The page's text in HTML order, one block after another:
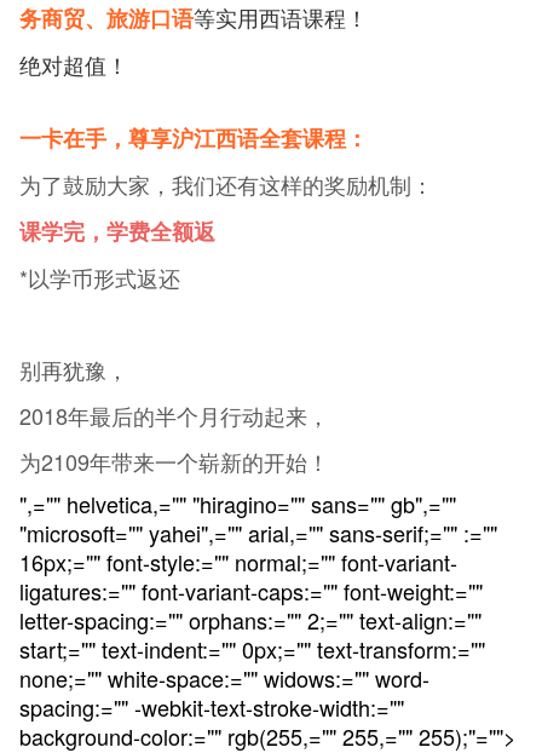
务商贸、旅游口语等实用西语课程！
绝对超值！
一卡在手，尊享沪江西语全套课程：
为了鼓励大家，我们还有这样的奖励机制：
课学完，学费全额返
*以学币形式返还
别再犹豫，
2018年最后的半个月行动起来，
为2109年带来一个崭新的开始！
",="" helvetica,="" "hiragino="" sans="" gb",=""
"microsoft="" yahei",="" arial,="" sans-serif;="" :=""
16px;="" font-style:="" normal;="" font-variant-
ligatures:="" font-variant-caps:="" font-weight:=""
letter-spacing:="" orphans:="" 2;="" text-align:=""
start;="" text-indent:="" 0px;="" text-transform:=""
none;="" white-space:="" widows:="" word-
spacing:="" -webkit-text-stroke-width:=""
background-color:="" rgb(255,="" 255,="" 255);"="">